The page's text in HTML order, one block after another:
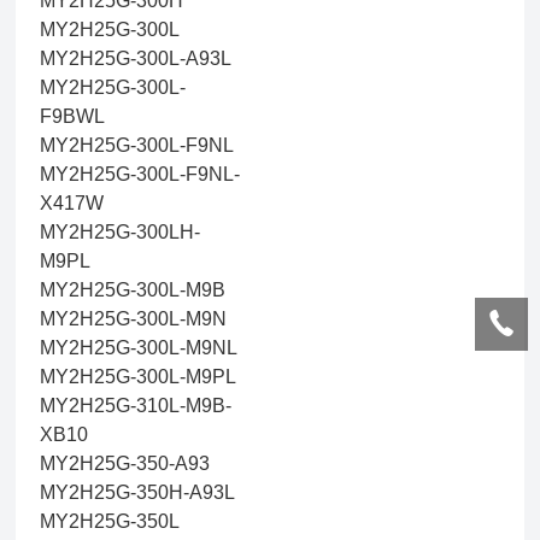
MY2H25G-300L
MY2H25G-300L-A93L
MY2H25G-300L-
F9BWL
MY2H25G-300L-F9NL
MY2H25G-300L-F9NL-
X417W
MY2H25G-300LH-
M9PL
MY2H25G-300L-M9B
MY2H25G-300L-M9N
MY2H25G-300L-M9NL
MY2H25G-300L-M9PL
MY2H25G-310L-M9B-
XB10
MY2H25G-350-A93
MY2H25G-350H-A93L
MY2H25G-350L